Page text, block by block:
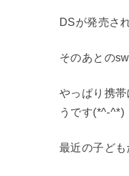
DSが発売さ
そのあとの
やっぱり携
うです(*^-^*)
最近の子ど